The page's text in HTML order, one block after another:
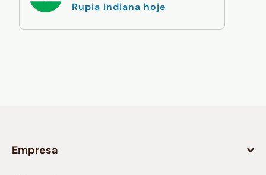
Rupia Indiana hoje
Empresa